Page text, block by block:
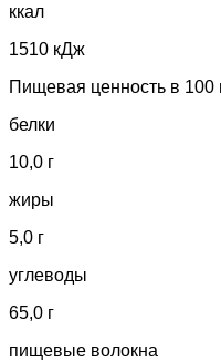
ккал
1510 кДж
Пищевая ценность в 100
белки
10,0 г
жиры
5,0 г
углеводы
65,0 г
пищевые волокна